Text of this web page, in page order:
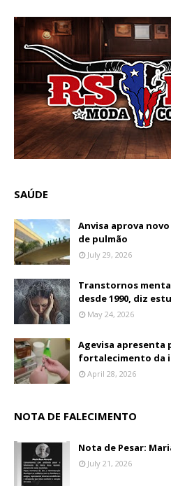
SAÚDE
Anvisa aprova
de pulmão
July 29, 2026
Transtornos
desde 1990, diz
May 24, 2026
Agevisa apresenta
fortalecimento da
April 28, 2026
NOTA DE FALECIMENTO
Nota de Pesar:
July 21, 2026